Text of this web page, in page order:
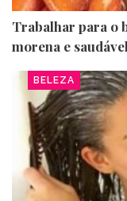
Trabalhar para o
morena e
BELEZA